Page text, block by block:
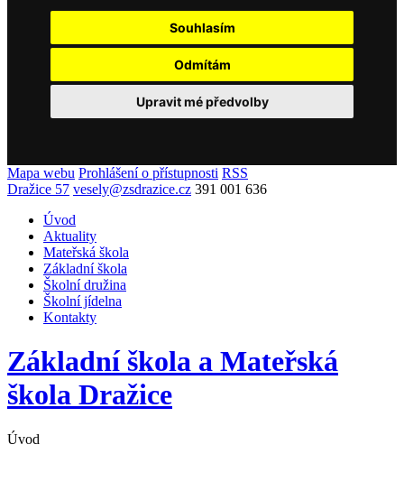
Souhlasím
Odmítám
Upravit mé předvolby
Mapa webu Prohlášení o přístupnosti RSS
Dražice 57 vesely@zsdrazice.cz 391 001 636
Úvod
Aktuality
Mateřská škola
Základní škola
Školní družina
Školní jídelna
Kontakty
Základní škola a Mateřská
škola Dražice
Úvod